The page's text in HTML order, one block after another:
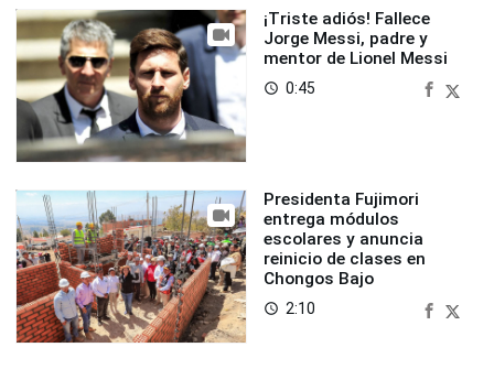
¡Triste adiós! Fallece
Jorge Messi, padre y
mentor de Lionel Messi
access_time 0:45
Presidenta Fujimori
entrega módulos
escolares y anuncia
reinicio de clases en
Chongos Bajo
access_time 2:10